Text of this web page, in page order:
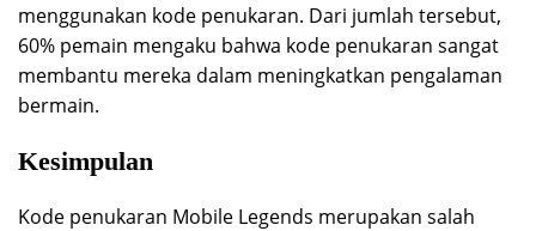
menggunakan kode penukaran. Dari jumlah tersebut,
60% pemain mengaku bahwa kode penukaran sangat
membantu mereka dalam meningkatkan pengalaman
bermain.
Kesimpulan
Kode penukaran Mobile Legends merupakan salah